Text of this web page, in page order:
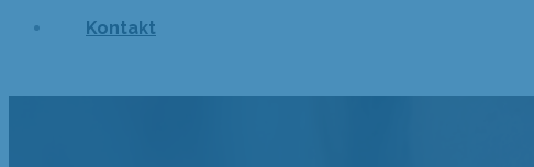
Kontakt